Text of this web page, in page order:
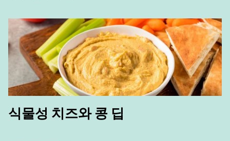
식물성 치즈와 콩 딥